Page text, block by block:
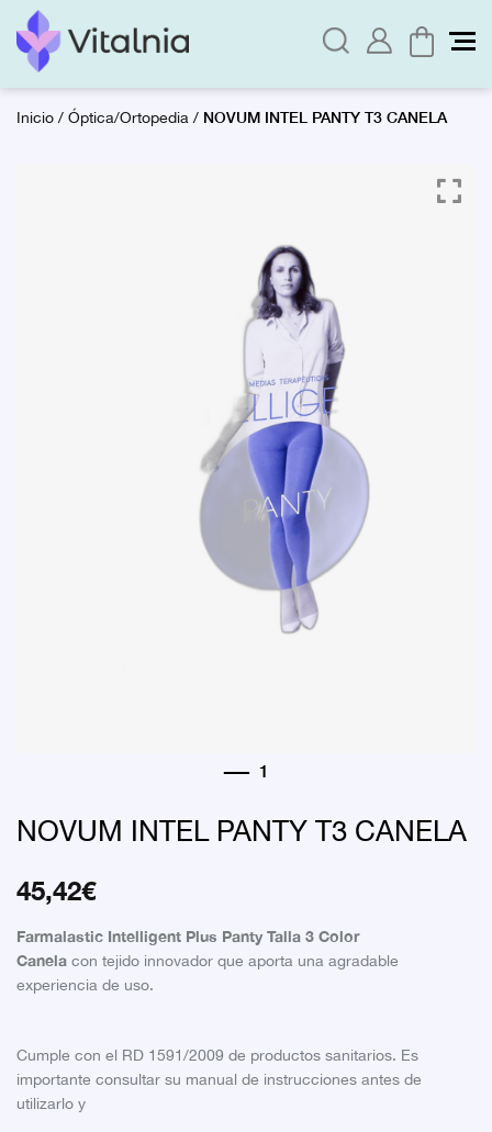
Inicio/Óptica/Ortopedia/ NOVUM INTEL PANTY T3 CANELA
NOVUM INTEL PANTY T3 CANELA
45,42€
Farmalastic Intelligent Plus Panty Talla 3 Color
Canelacon tejido innovador que aporta una agradable
experiencia de uso.
Cumple con el RD 1591/2009 de productos sanitarios. Es
importante consultar su manual de instrucciones antes de
utilizarlo y